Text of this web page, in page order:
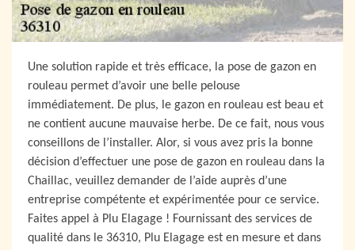
Une solution rapide et très efficace, la pose de gazon en
rouleau permet d’avoir une belle pelouse
immédiatement. De plus, le gazon en rouleau est beau et
ne contient aucune mauvaise herbe. De ce fait, nous vous
conseillons de l’installer. Alor, si vous avez pris la bonne
décision d’effectuer une pose de gazon en rouleau dans la
Chaillac, veuillez demander de l’aide auprès d’une
entreprise compétente et expérimentée pour ce service.
Faites appel à Plu Elagage ! Fournissant des services de
qualité dans le 36310, Plu Elagage est en mesure et dans